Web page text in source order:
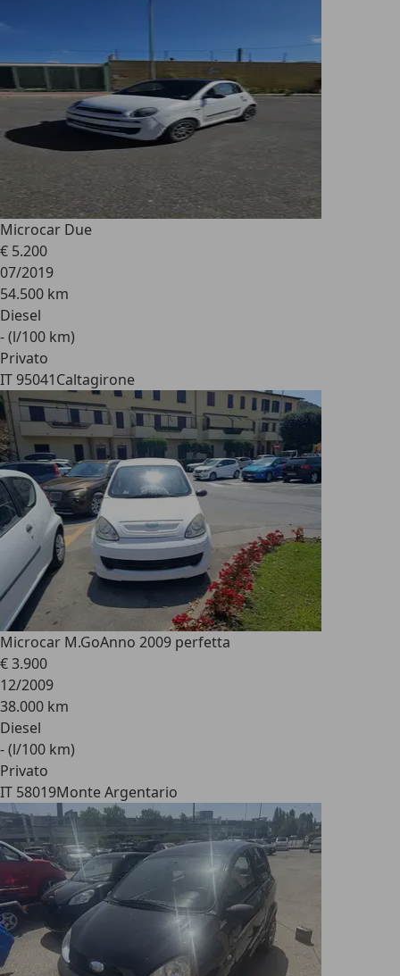
Microcar Due
€ 5.200
07/2019
54.500 km
Diesel
- (l/100 km)
Privato
IT 95041Caltagirone
Microcar M.GoAnno 2009 perfetta
€ 3.900
12/2009
38.000 km
Diesel
- (l/100 km)
Privato
IT 58019Monte Argentario